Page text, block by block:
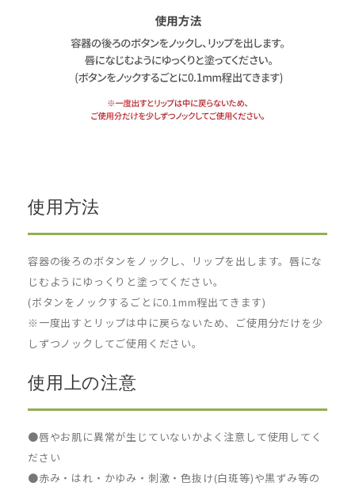
使用方法
容器の後ろのボタンをノックし、リップを出します。唇にな
じむようにゆっくりと塗ってください。
(ボタンをノックするごとに0.1mm程出てきます)
※一度出すとリップは中に戻らないため、ご使用分だけを少
しずつノックしてご使用ください。
使用上の注意
●唇やお肌に異常が生じていないかよく注意して使用してく
ださい
●赤み・はれ・かゆみ・刺激・色抜け(白斑等)や黒ずみ等の